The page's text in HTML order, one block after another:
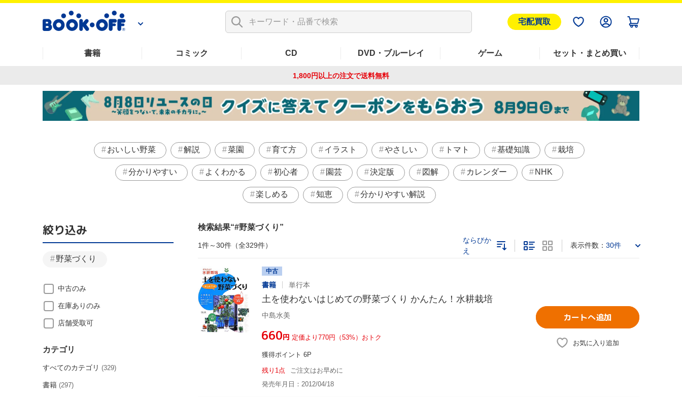
宅配買取
書籍 コミック CD DVD・ブルーレイ ゲーム セット・まとめ買い
1,800円以上の注文で送料無料
おいしい野菜 解説 菜園 育て方 イラスト やさしい トマト 基礎知識 栽培
分かりやすい よくわかる 初心者 園芸 決定版 図解 カレンダー NHK
楽しめる 知恵 分かりやすい解説
検索結果 #野菜づくり
1件～30件（全329件）
ならびか
え
表示件数： 30件
中古
書籍 単行本
土を使わないはじめての野菜づくり かんたん！水耕栽培
中島水美
¥660円 定価より770円（53%）おトク
獲得ポイント 6P
残り1点
ご注文はお早めに
発売年月日：2012/04/18
カートへ追加
お気に入り追加
絞り込み
野菜づくり
中古のみ
在庫ありのみ
店舗受取可
カテゴリ
すべてのカテゴリ (329)
書籍 (297)